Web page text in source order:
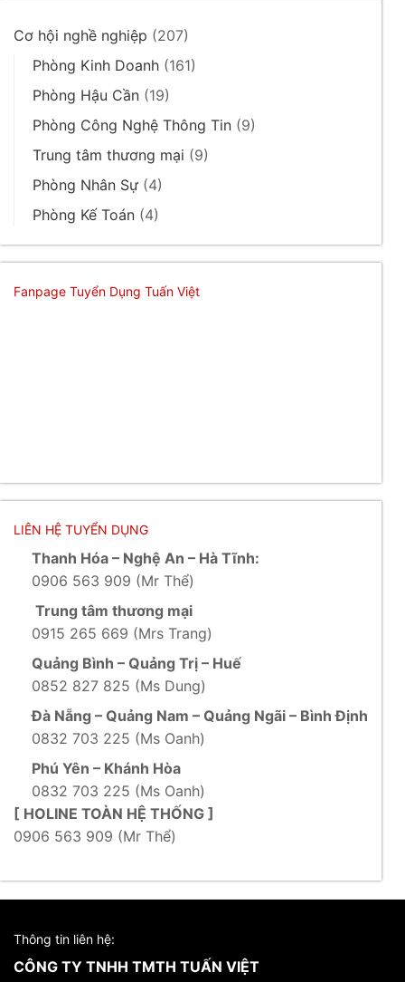
Cơ hội nghề nghiệp (207)
Phòng Kinh Doanh (161)
Phòng Hậu Cần (19)
Phòng Công Nghệ Thông Tin (9)
Trung tâm thương mại (9)
Phòng Nhân Sự(4)
Phòng Kế Toán (4)
Fanpage Tuyển Dụng Tuấn Việt
LIÊN HỆ TUYỂN DỤNG
Thanh Hóa – Nghệ An – Hà Tĩnh:
0906 563 909 (Mr Thể)
Trung tâm thương mại
0915 265 669 (Mrs Trang)
Quảng Bình – Quảng Trị – Huế
0852 827 825 (Ms Dung)
Đà Nẵng – Quảng Nam – Quảng Ngãi – Bình Định
0832 703 225 (Ms Oanh)
Phú Yên – Khánh Hòa
0832 703 225 (Ms Oanh)
[ HOLINE TOÀN HỆ THỐNG ]
0906 563 909 (Mr Thể)
Thông tin liên hệ:
CÔNG TY TNHH TMTH TUẤN VIỆT